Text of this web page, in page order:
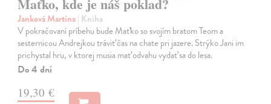
Janková Martina| Kniha
V pokračovaní príbehu bude Maťko so svojím bratom Teom a
sesternicou Andrejkou tráviť čas na chate pri jazere. Strýko Jani im
prichystal hru, v ktorej musia mať odvahu vydať sa do lesa.
Do 4 dní
19,30 €